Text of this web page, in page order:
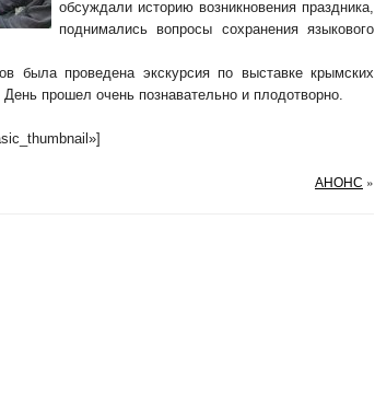
обсуждали историю возникновения праздника,
поднимались вопросы сохранения языкового
была проведена экскурсия по выставке крымских
прошел очень познавательно и плодотворно.
АНОНС »